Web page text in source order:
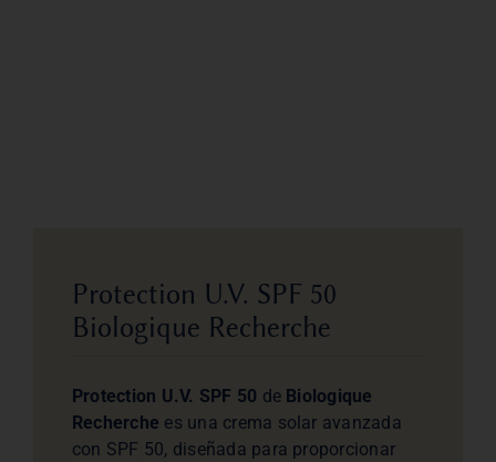
Protection U.V. SPF 50
Biologique Recherche
Protection U.V. SPF 50 de Biologique
Recherche es una crema solar avanzada
con SPF 50, diseñada para proporcionar